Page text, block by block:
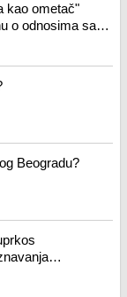
kao ometač"
o odnosima sa
zamerka -
Beogradu?